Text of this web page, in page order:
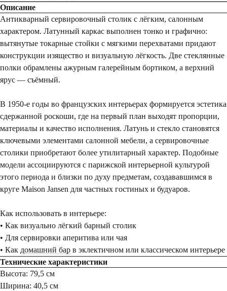
Описание
Антикварный сервировочный столик с лёгким, салонным
характером. Латунный каркас выполнен тонко и графично:
вытянутые токарные стойки с мягкими перехватами придают
конструкции изящество и визуальную лёгкость. Две стеклянные
полки обрамлены ажурным галерейным бортиком, а верхний
ярус — съёмный.
В 1950-е годы во французских интерьерах формируется эстетика
сдержанной роскоши, где на первый план выходят пропорции,
материалы и качество исполнения. Латунь и стекло становятся
ключевыми элементами салонной мебели, а сервировочные
столики приобретают более утилитарный характер. Подобные
модели ассоциируются с парижской интерьерной культурой
этого периода и близки по духу предметам, создававшимся в
круге Maison Jansen для частных гостиных и будуаров.
Как использовать в интерьере:
• Как визуально лёгкий барный столик
• Для сервировки аперитива или чая
• Как домашний бар в эклектичном или классическом интерьере
Технические характеристики
Высота: 79,5 см
Ширина: 40,5 см